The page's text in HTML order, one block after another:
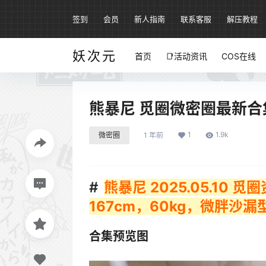
签到 会员 新人指南 联系客服 解压教程
妖次元 首页 📑活动资讯 COS在线
熊暴尼 觅圈微密圈最新
微密圈 1 年前 1 1.9k
熊暴尼 2025.05.10 觅圈
167cm，60kg，微胖沙漏
合集预览图